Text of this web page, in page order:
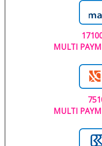
MULTI
MULTI